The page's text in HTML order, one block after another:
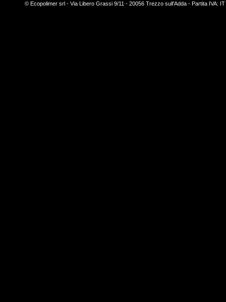
© Ecopolimer srl - Via Libero Grassi 9/11 - 20056 Trezzo sull'Adda - Partita IVA: